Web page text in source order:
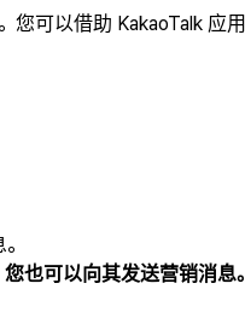
可以借助 KakaoTalk 应
也可以向其发送营销消息